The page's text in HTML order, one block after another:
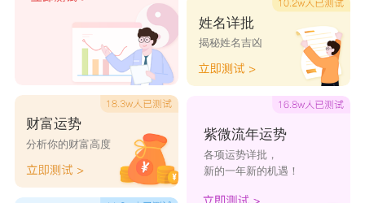
华饰家纺店 丰暖家纺店
财富运势
分析你的财富高度
姓名详批
揭秘姓名吉凶
紫微流年运势
各项运势详批，
新的一年新的机遇！